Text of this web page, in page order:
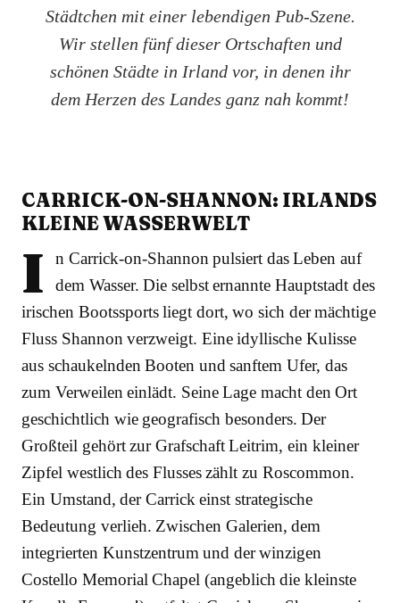
Städtchen mit einer lebendigen Pub-Szene.
Wir stellen fünf dieser Ortschaften und
schönen Städte in Irland vor, in denen ihr
dem Herzen des Landes ganz nah kommt!
CARRICK-ON-SHANNON: IRLANDS
KLEINE WASSERWELT
I
n Carrick-on-Shannon pulsiert das Leben auf
dem Wasser. Die selbst ernannte Hauptstadt des
irischen Bootssports liegt dort, wo sich der mächtige
Fluss Shannon verzweigt. Eine idyllische Kulisse
aus schaukelnden Booten und sanftem Ufer, das
zum Verweilen einlädt. Seine Lage macht den Ort
geschichtlich wie geografisch besonders. Der
Großteil gehört zur Grafschaft Leitrim, ein kleiner
Zipfel westlich des Flusses zählt zu Roscommon.
Ein Umstand, der Carrick einst strategische
Bedeutung verlieh. Zwischen Galerien, dem
integrierten Kunstzentrum und der winzigen
Costello Memorial Chapel (angeblich die kleinste